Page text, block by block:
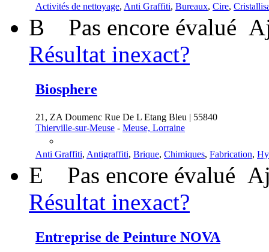
Activités de nettoyage, Anti Graffiti, Bureaux, Cire,
B Pas encore évalué
Résultat inexact?
Biosphere
21, ZA Doumenc Rue De L Etang Bleu | 55840
Thierville-sur-Meuse - Meuse, Lorraine
Anti Graffiti, Antigraffiti, Brique, Chimiques, Fabrication,
E Pas encore évalué
Résultat inexact?
Entreprise de Peinture NOVA